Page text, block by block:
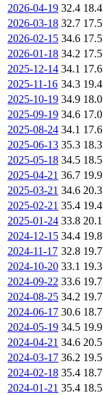
2026-04-19 32.4 18.4
2026-03-18 32.7 17.5
2026-02-15 34.6 17.5
2026-01-18 34.2 17.5
2025-12-14 34.1 17.6
2025-11-16 34.3 19.4
2025-10-19 34.9 18.0
2025-09-19 34.6 17.0
2025-08-24 34.1 17.6
2025-06-13 35.3 18.3
2025-05-18 34.5 18.5
2025-04-21 36.7 19.9
2025-03-21 34.6 20.3
2025-02-21 35.4 19.4
2025-01-24 33.8 20.1
2024-12-15 34.4 19.8
2024-11-17 32.8 19.7
2024-10-20 33.1 19.3
2024-09-22 33.6 19.7
2024-08-25 34.2 19.7
2024-06-17 30.6 18.7
2024-05-19 34.5 19.9
2024-04-21 34.6 20.5
2024-03-17 36.2 19.5
2024-02-18 35.4 18.7
2024-01-21 35.4 18.5